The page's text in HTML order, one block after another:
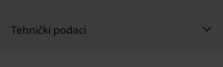
Tehnički podaci